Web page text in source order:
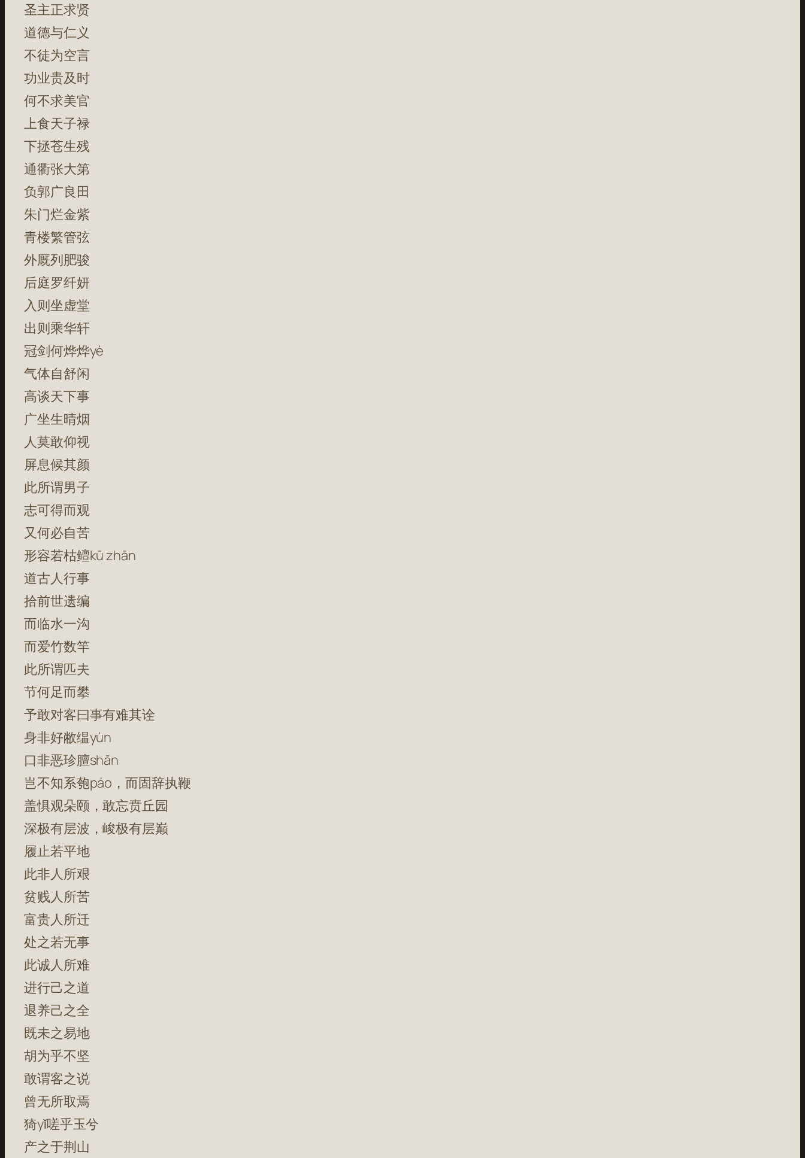
圣主正求贤
道德与仁义
不徒为空言
功业贵及时
何不求美官
上食天子禄
下拯苍生残
通衢张大第
负郭广良田
朱门烂金紫
青楼繁管弦
外厩列肥骏
后庭罗纤妍
入则坐虚堂
出则乘华轩
冠剑何烨烨yè
气体自舒闲
高谈天下事
广坐生晴烟
人莫敢仰视
屏息候其颜
此所谓男子
志可得而观
又何必自苦
形容若枯鳣kū zhān
道古人行事
拾前世遗编
而临水一沟
而爱竹数竿
此所谓匹夫
节何足而攀
予敢对客曰事有难其诠
身非好敝缊yùn
口非恶珍膻shān
岂不知系匏páo，而固辞执鞭
盖惧观朵颐，敢忘贲丘园
深极有层波，峻极有层巅
履止若平地
此非人所艰
贫贱人所苦
富贵人所迁
处之若无事
此诚人所难
进行己之道
退养己之全
既未之易地
胡为乎不坚
敢谓客之说
曾无所取焉
猗yǐ嗟乎玉兮
产之于荆山